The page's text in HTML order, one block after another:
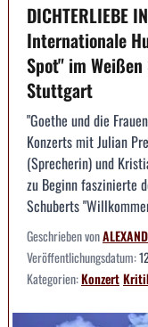
DICHTERLIEBE
Internationale
Spot" im Weißen
Stuttgart
"Goethe und die
Konzerts mit Julian
(Sprecherin) und
zu Beginn faszinierte
Schuberts
Geschrieben von
Veröffentlichungsdatum:
Kategorien:Konzert